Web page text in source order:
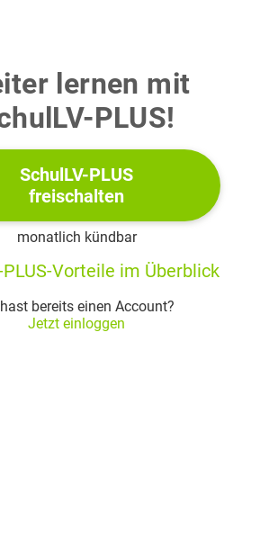
lernen mit
PLUS!
SchulLV-PLUS
freischalten
monatlich kündbar
PLUS-Vorteile im Überblick
bereits einen Account?
Jetzt einloggen